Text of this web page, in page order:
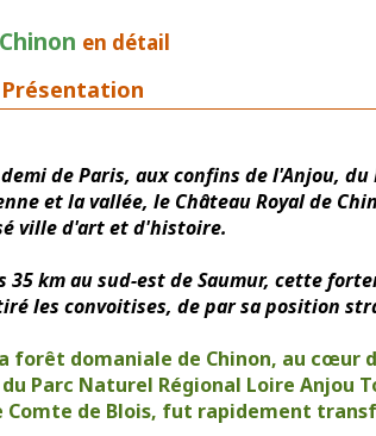
en détail
de Paris, aux confins de l'Anjou,
et la vallée, le Château Royal de
ville d'art et d'histoire.
35 km au sud-est de Saumur, cette
les convoitises, de par sa position
forêt domaniale de Chinon, au cœur
du Parc Naturel Régional Loire Anjou
de Blois, fut rapidement